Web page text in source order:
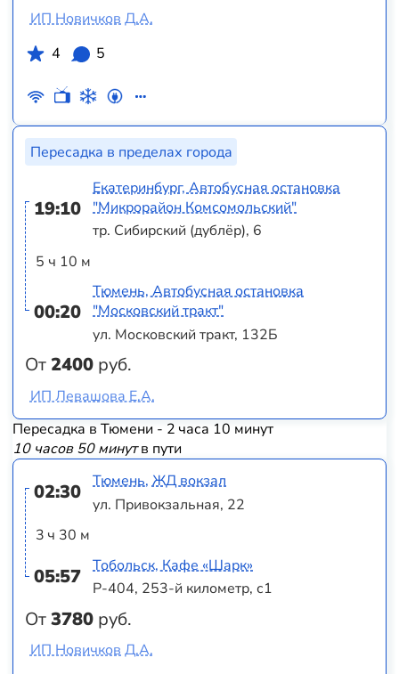
ИП Новичков Д.А.
4
5
Пересадка в пределах города
19:10
5 ч 10 м
00:20
От2400 руб.
Екатеринбург, Автобусная остановка
"Микрорайон Комсомольский"
тр. Сибирский (дублёр), 6
Тюмень, Автобусная остановка
"Московский тракт"
ул. Московский тракт, 132Б
ИП Левашова Е.А.
Пересадка в Тюмени - 2 часа 10 минут
10 часов 50 минутв пути
02:30
3 ч 30 м
05:57
От3780 руб.
Тюмень, ЖД вокзал
ул. Привокзальная, 22
Тобольск, Кафе «Шарк»
Р-404, 253-й километр, с1
ИП Новичков Д.А.